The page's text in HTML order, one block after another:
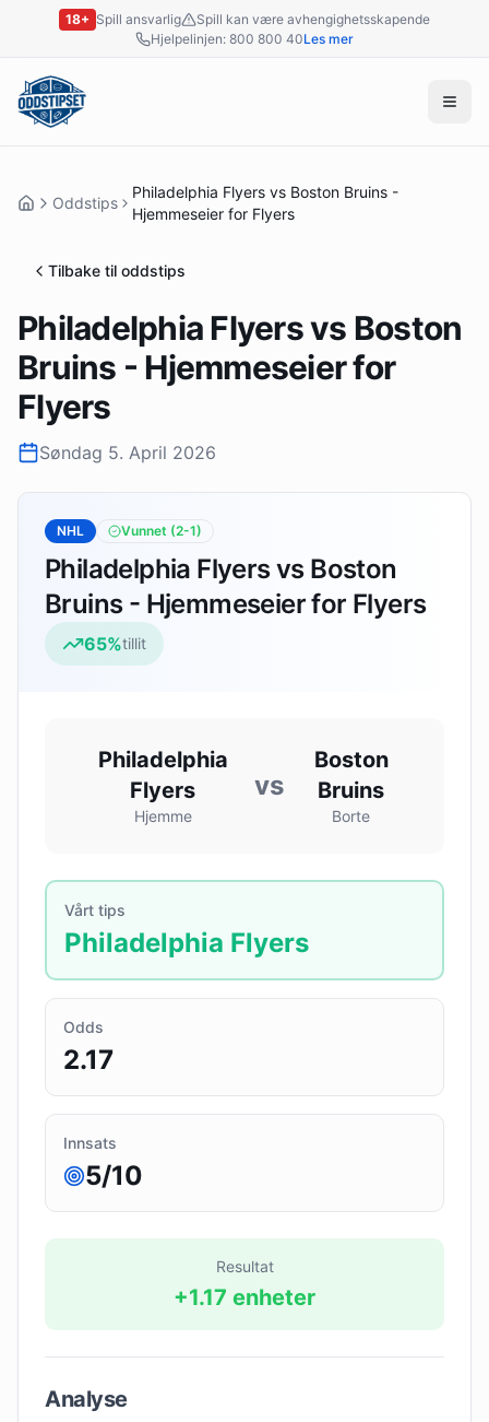
18+ Spill ansvarlig
Spill kan være avhengighetsskapende
Hjelpelinjen: 800 800 40Les mer
Oddstips
Philadelphia Flyers vs Boston Bruins -
Hjemmeseier for Flyers
Tilbake til oddstips
Philadelphia Flyers vs Boston
Bruins - Hjemmeseier for
Flyers
Søndag 5. April 2026
NHL Vunnet (2-1)
Philadelphia Flyers vs Boston
Bruins - Hjemmeseier for Flyers
65%tillit
Philadelphia
Flyers
Hjemme
vs
Boston
Bruins
Borte
Vårt tips
Philadelphia Flyers
Odds
2.17
Innsats
5/10
Resultat
+1.17 enheter
Analyse